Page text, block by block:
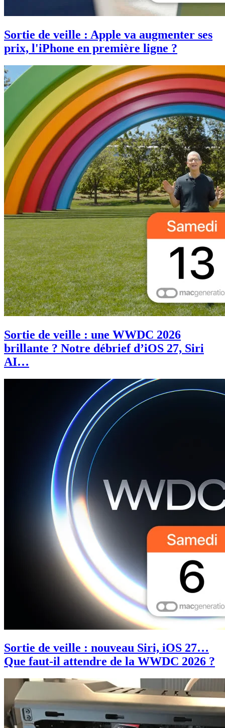
Sortie de veille : Apple va augmenter ses
prix, l'iPhone en première ligne ?
Sortie de veille : une WWDC 2026
brillante ? Notre débrief d’iOS 27, Siri
AI…
Sortie de veille : nouveau Siri, iOS 27…
Que faut-il attendre de la WWDC 2026 ?